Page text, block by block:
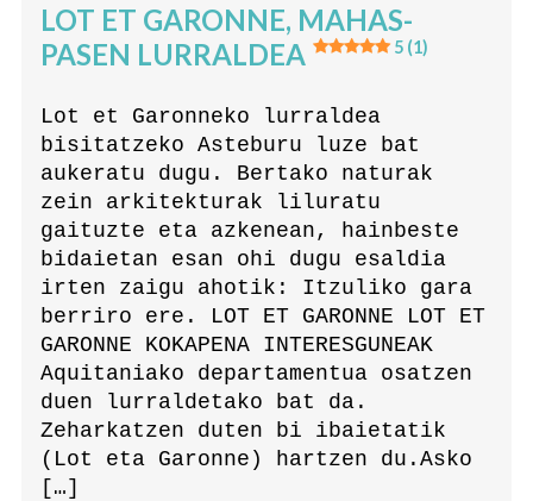
LOT ET GARONNE, MAHAS-
PASEN LURRALDEA
5 (1)
Lot et Garonneko lurraldea
bisitatzeko Asteburu luze bat
aukeratu dugu. Bertako naturak
zein arkitekturak liluratu
gaituzte eta azkenean, hainbeste
bidaietan esan ohi dugu esaldia
irten zaigu ahotik: Itzuliko gara
berriro ere. LOT ET GARONNE LOT ET
GARONNE KOKAPENA INTERESGUNEAK
Aquitaniako departamentua osatzen
duen lurraldetako bat da.
Zeharkatzen duten bi ibaietatik
(Lot eta Garonne) hartzen du.Asko
[…]